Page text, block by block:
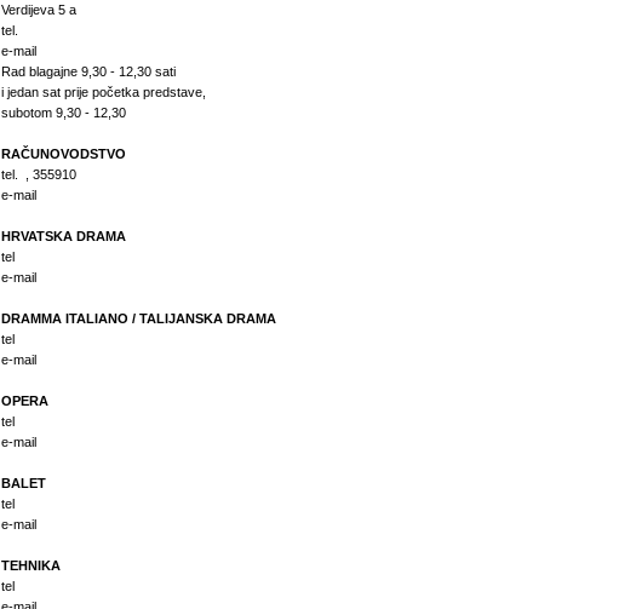
Verdijeva 5 a
tel.
e-mail
Rad blagajne 9,30 - 12,30 sati
i jedan sat prije početka predstave,
subotom 9,30 - 12,30
RAČUNOVODSTVO
tel. , 355910
e-mail
HRVATSKA DRAMA
tel
e-mail
DRAMMA ITALIANO / TALIJANSKA DRAMA
tel
e-mail
OPERA
tel
e-mail
BALET
tel
e-mail
TEHNIKA
tel
e-mail